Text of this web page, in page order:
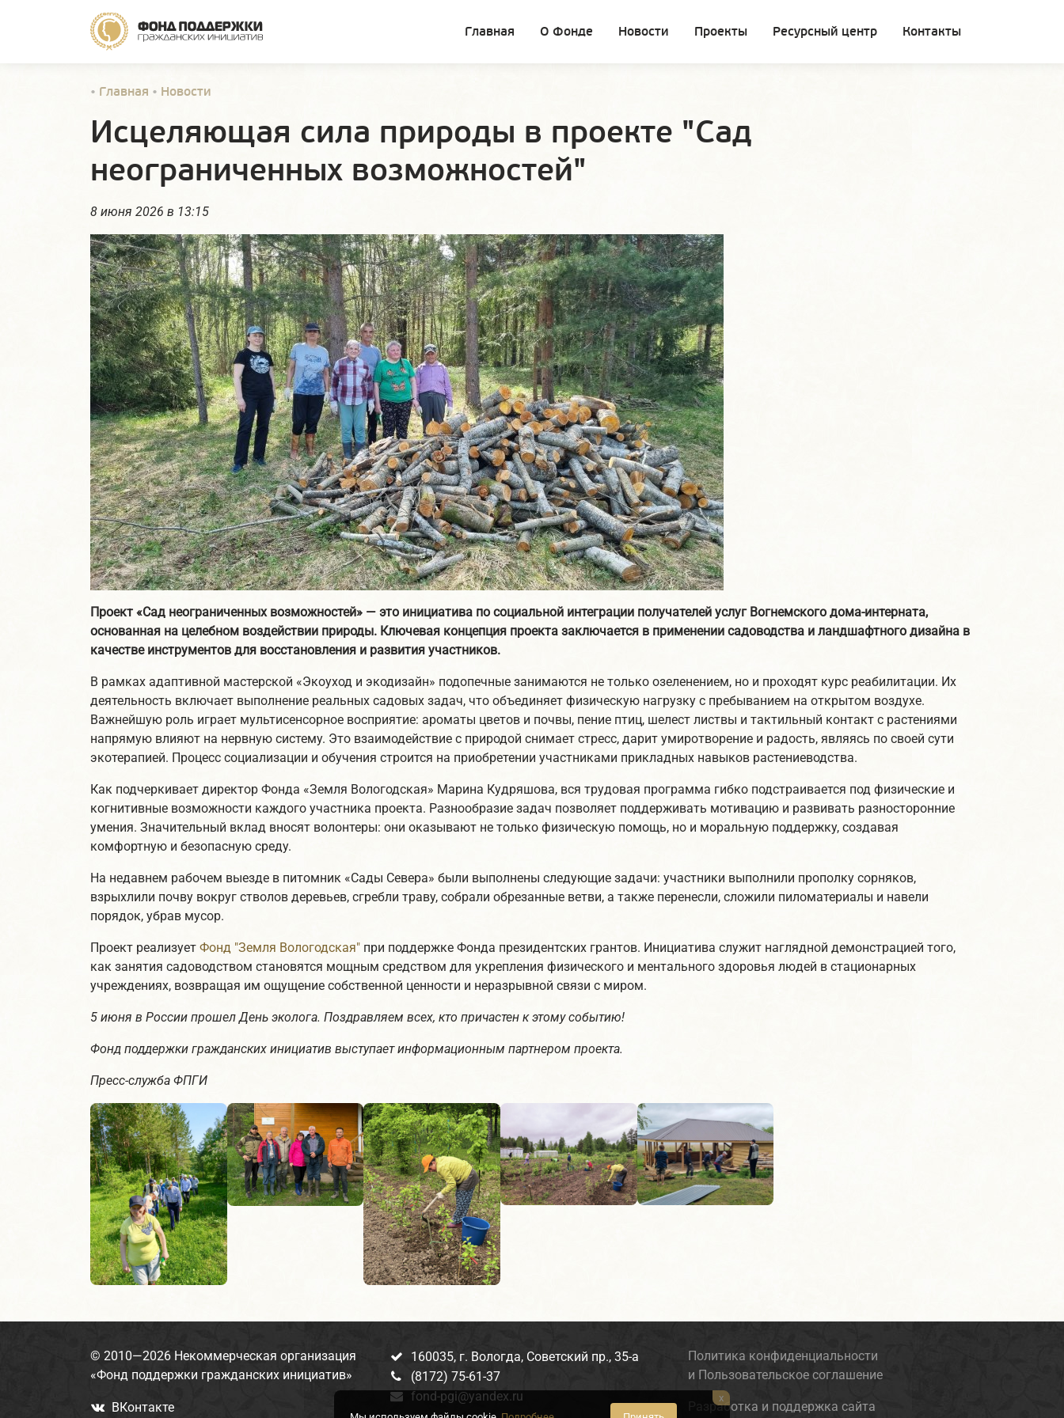
Главная О Фонде Новости Проекты Ресурсный центр Контакты
x
• Главная • Новости
Исцеляющая сила природы в проекте "Сад
неограниченных возможностей"
8 июня 2026 в 13:15
Проект «Сад неограниченных возможностей» — это инициатива по социальной интеграции получателей услуг Вогнемского дома-интерната,
основанная на целебном воздействии природы. Ключевая концепция проекта заключается в применении садоводства и ландшафтного дизайна в
качестве инструментов для восстановления и развития участников.
В рамках адаптивной мастерской «Экоуход и экодизайн» подопечные занимаются не только озеленением, но и проходят курс реабилитации. Их
деятельность включает выполнение реальных садовых задач, что объединяет физическую нагрузку с пребыванием на открытом воздухе.
Важнейшую роль играет мультисенсорное восприятие: ароматы цветов и почвы, пение птиц, шелест листвы и тактильный контакт с растениями
напрямую влияют на нервную систему. Это взаимодействие с природой снимает стресс, дарит умиротворение и радость, являясь по своей сути
экотерапией. Процесс социализации и обучения строится на приобретении участниками прикладных навыков растениеводства.
Как подчеркивает директор Фонда «Земля Вологодская» Марина Кудряшова, вся трудовая программа гибко подстраивается под физические и
когнитивные возможности каждого участника проекта. Разнообразие задач позволяет поддерживать мотивацию и развивать разносторонние
умения. Значительный вклад вносят волонтеры: они оказывают не только физическую помощь, но и моральную поддержку, создавая
комфортную и безопасную среду.
На недавнем рабочем выезде в питомник «Сады Севера» были выполнены следующие задачи: участники выполнили прополку сорняков,
взрыхлили почву вокруг стволов деревьев, сгребли траву, собрали обрезанные ветви, а также перенесли, сложили пиломатериалы и навели
порядок, убрав мусор.
Проект реализует Фонд "Земля Вологодская" при поддержке Фонда президентских грантов. Инициатива служит наглядной демонстрацией того,
как занятия садоводством становятся мощным средством для укрепления физического и ментального здоровья людей в стационарных
учреждениях, возвращая им ощущение собственной ценности и неразрывной связи с миром.
5 июня в России прошел День эколога. Поздравляем всех, кто причастен к этому событию!
Фонд поддержки гражданских инициатив выступает информационным партнером проекта.
Пресс-служба ФПГИ
© 2010—2026 Некоммерческая организация
«Фонд поддержки гражданских инициатив»
 ВКонтакте
 160035, г. Вологда, Советский пр., 35-а
 (8172) 75-61-37
 fond-pgi@yandex.ru
Политика конфиденциальности
и Пользовательское соглашение
Разработка и поддержка сайта